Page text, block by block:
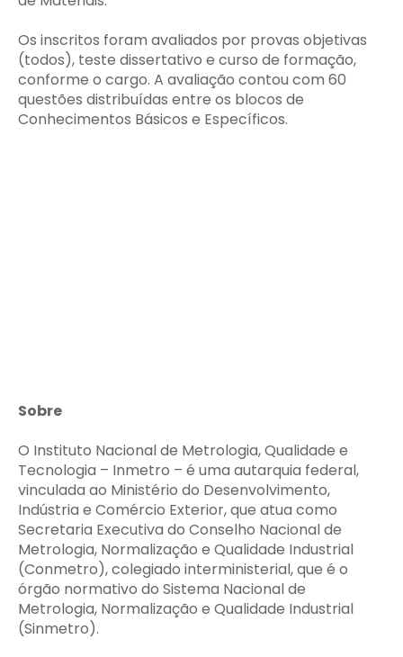
Os inscritos foram avaliados por provas objetivas
(todos), teste dissertativo e curso de formação,
conforme o cargo. A avaliação contou com 60
questões distribuídas entre os blocos de
Conhecimentos Básicos e Específicos.
Sobre
O Instituto Nacional de Metrologia, Qualidade e
Tecnologia – Inmetro – é uma autarquia federal,
vinculada ao Ministério do Desenvolvimento,
Indústria e Comércio Exterior, que atua como
Secretaria Executiva do Conselho Nacional de
Metrologia, Normalização e Qualidade Industrial
(Conmetro), colegiado interministerial, que é o
órgão normativo do Sistema Nacional de
Metrologia, Normalização e Qualidade Industrial
(Sinmetro).